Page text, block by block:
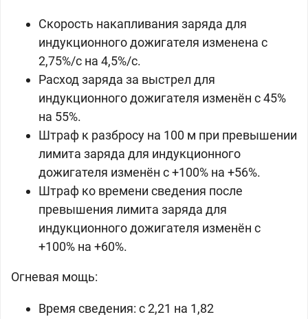
Скорость накапливания заряда для
индукционного дожигателя изменена с
2,75%/с на 4,5%/с.
Расход заряда за выстрел для
индукционного дожигателя изменён с 45%
на 55%.
Штраф к разбросу на 100 м при превышении
лимита заряда для индукционного
дожигателя изменён с +100% на +56%.
Штраф ко времени сведения после
превышения лимита заряда для
индукционного дожигателя изменён с
+100% на +60%.
Огневая мощь:
Время сведения: c 2,21 на 1,82